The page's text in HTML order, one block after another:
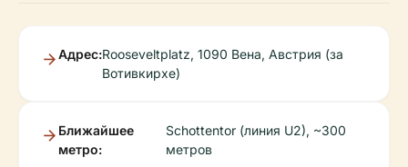
Адрес:Rooseveltplatz, 1090 Вена, Австрия (за
Вотивкирхе)
Ближайшее
метро:
Schottentor (линия U2), ~300
метров